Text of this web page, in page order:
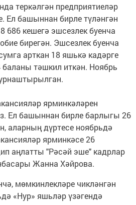
теркәлгән предприятиеләр
Ел башыннан бирле түләнгән
686 кешегә эшсезлек буенча
бирегән. Эшсезлек буенча
арткан 18 яшькә кадәрге
тәшкил иткән. Ноябрь
ярминкәләрен
Ел башыннан бирле барлыгы 26
аларның дүртесе ноябрьдә
ярминкәсе 26
аңлатты "Рәсәй эше" кадрлар
Жанна Хәйрова.
мөмкинлекләре чикләнгән
«Нур» яшьләр үзәгендә